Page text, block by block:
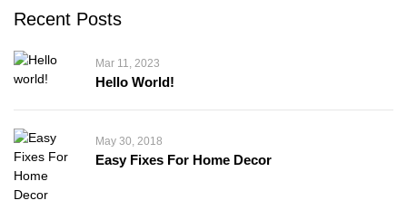
Recent Posts
Mar 11, 2023
Hello World!
May 30, 2018
Easy Fixes For Home Decor